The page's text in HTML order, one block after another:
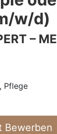
w/d)
–
Pflege
Bewerben